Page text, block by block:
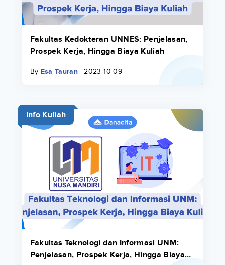
Fakultas Kedokteran UNNES: Penjelasan,
Prospek Kerja, Hingga Biaya Kuliah
By Esa Tauran 2023-10-09
Info Kuliah
Fakultas Teknologi dan Informasi UNM:
Penjelasan, Prospek Kerja, Hingga Biaya